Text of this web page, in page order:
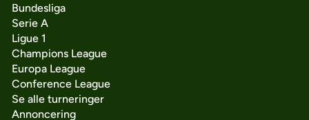
Bundesliga
Serie A
Ligue 1
Champions League
Europa League
Conference League
Se alle turneringer
Annoncering